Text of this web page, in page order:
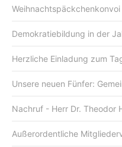
Demokratiebildung in der
Herzliche Einladung zum
Unsere neuen Fünfer:
Nachruf - Herr Dr. Theodor
Außerordentliche